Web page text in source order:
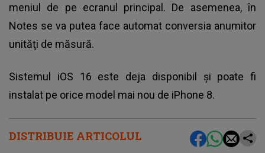
DISTRIBUIE ARTICOLUL
meniul de pe ecranul principal. De asemenea, în
Notes se va putea face automat conversia anumitor
unităţi de măsură.
Sistemul iOS 16 este deja disponibil şi poate fi
instalat pe orice model mai nou de iPhone 8.